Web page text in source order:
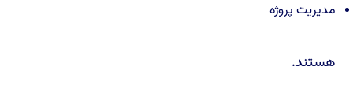
مدیریت پروژه
هستند.